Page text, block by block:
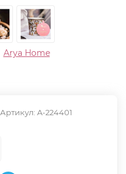
Arya Home
Артикул: A-224401